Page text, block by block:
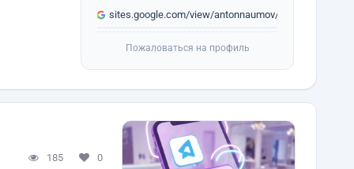
sites.google.com/view/antonnaumov/
Пожаловаться на профиль
185 0